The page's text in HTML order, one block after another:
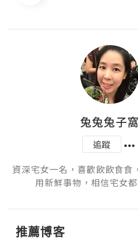
兔兔兔子窩
追蹤
資深宅女一名，喜歡飲飲食食
用新鮮事物，相信宅女都
推薦博客